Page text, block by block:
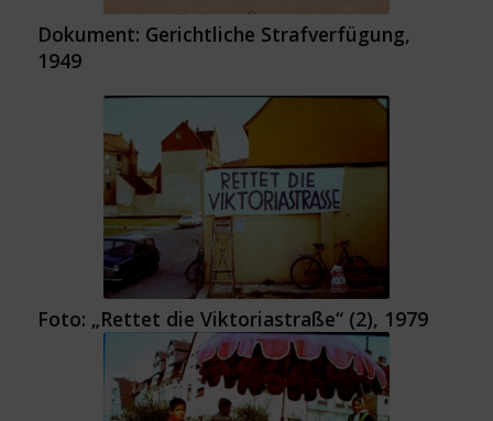
Dokument: Gerichtliche Strafverfügung,
1949
Foto: „Rettet die Viktoriastraße“ (2), 1979